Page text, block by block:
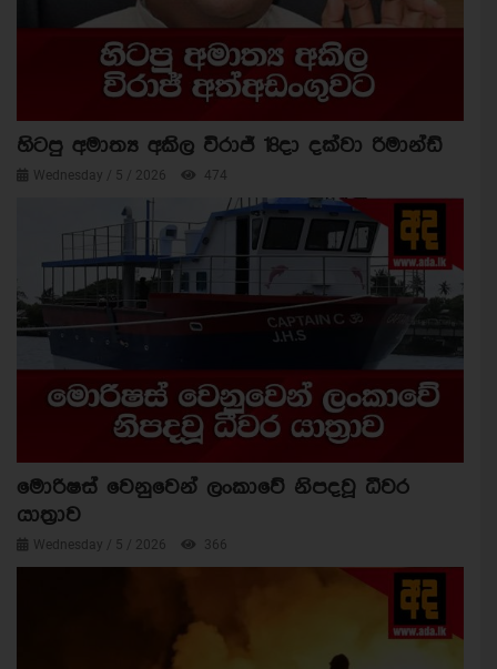
හිටපු අමාත්‍ය අකිල විරාජ් 18දා දක්වා රිමාන්ඩ්
Wednesday / 5 / 2026 474
මොරිෂස් වෙනුවෙන් ලංකාවේ නිපදවූ ධීවර
යාත්‍රාව
Wednesday / 5 / 2026 366